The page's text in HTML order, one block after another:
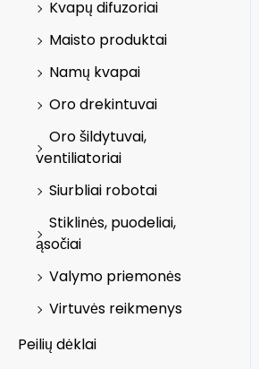
Kvapų difuzoriai
Maisto produktai
Namų kvapai
Oro drekintuvai
Oro šildytuvai,
ventiliatoriai
Siurbliai robotai
Stiklinės, puodeliai,
ąsočiai
Valymo priemonės
Virtuvės reikmenys
Peilių dėklai